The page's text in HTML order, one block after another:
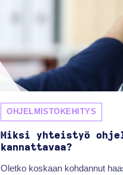
OHJELMISTOKEHITYS
Miksi yhteistyö
kannattavaa?
Oletko koskaan kohdannut